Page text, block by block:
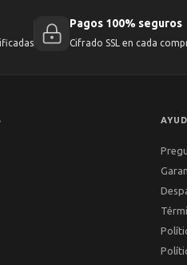
Pagos 100% seguros
Cifrado SSL en cada